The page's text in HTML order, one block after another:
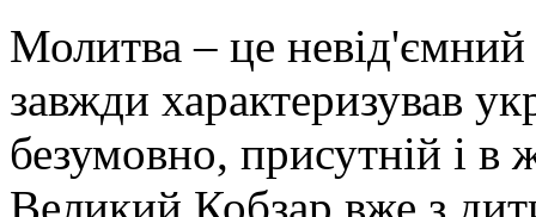
Молитва – це
завжди характеризував
безумовно, присутній і
Великий Кобзар вже з